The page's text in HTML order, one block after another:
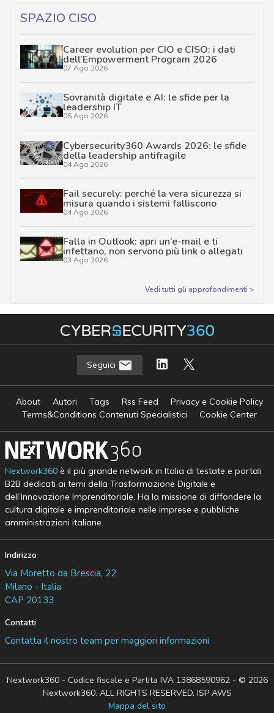
SPAZIO CISO
Career evolution per CIO e CISO: i dati
dell’Empowerment Program 2026
07 Ago 2026
Sovranità digitale e AI: le sfide per la
leadership IT
05 Ago 2026
Cybersecurity360 Awards 2026: le sfide
della leadership antifragile
04 Ago 2026
Fail securely: perché la vera sicurezza si
misura quando i sistemi falliscono
04 Ago 2026
Falla in Outlook: apri un’e-mail e ti
infettano, non servono più link o allegati
03 Ago 2026
Vedi tutti gli approfondimenti >
Seguici
About Autori Tags Rss Feed
Privacy e Cookie Policy
Terms&Conditions Contenuti Specialistici
Cookie Center
Nextwork360è il più grande network in Italia di testate e portali
B2B dedicati ai temi della Trasformazione Digitale e
dell’Innovazione Imprenditoriale. Ha la missione di diffondere la
cultura digitale e imprenditoriale nelle imprese e pubbliche
amministrazioni italiane.
Indirizzo
Via Moretto da Brescia, 22
Milano - Italia
CAP 20133
Contatti
Contatta il nostro team per maggiori informazioni
Nextwork360 - Codice fiscale e Partita IVA 13868590962 - © 2026
Nextwork360. ALL RIGHTS RESERVED. ISP AWS
Mappa del sito